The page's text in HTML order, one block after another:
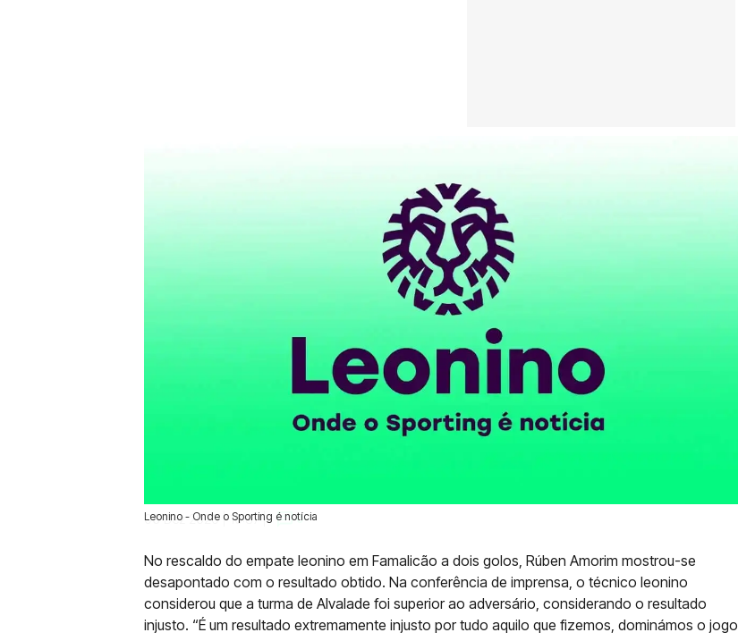
Leonino - Onde o Sporting é notícia
06 Dez 2020 | 10:37 | 0
No rescaldo do empate leonino em Famalicão a dois golos, Rúben Amorim mostrou-se
desapontado com o resultado obtido. Na conferência de imprensa, o técnico leonino
considerou que a turma de Alvalade foi superior ao adversário, considerando o resultado
injusto. “É um resultado extremamente injusto por tudo aquilo que fizemos, dominámos o jogo